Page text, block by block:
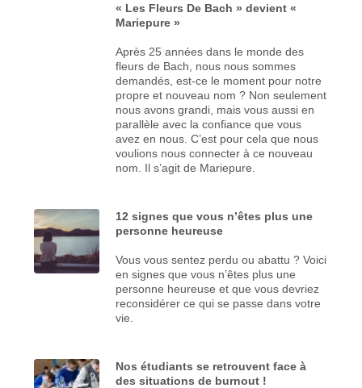
« Les Fleurs De Bach » devient «
Mariepure »
Après 25 années dans le monde des
fleurs de Bach, nous nous sommes
demandés, est-ce le moment pour notre
propre et nouveau nom ? Non seulement
nous avons grandi, mais vous aussi en
parallèle avec la confiance que vous
avez en nous. C’est pour cela que nous
voulions nous connecter à ce nouveau
nom. Il s’agit de Mariepure.
12 signes que vous n’êtes plus une
personne heureuse
Vous vous sentez perdu ou abattu ? Voici
en signes que vous n’êtes plus une
personne heureuse et que vous devriez
reconsidérer ce qui se passe dans votre
vie.
Nos étudiants se retrouvent face à
des situations de burnout !